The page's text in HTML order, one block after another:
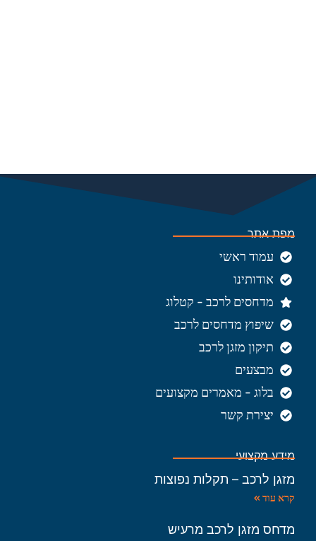
מפת אתר
עמוד ראשי
אודותינו
מדחסים לרכב - קטלוג
שיפוץ מדחסים לרכב
תיקון מזגן לרכב
מבצעים
בלוג - מאמרים מקצועים
יצירת קשר
מידע מקצועי
מזגן לרכב – תקלות נפוצות
קרא עוד »
מדחס מזגן לרכב מרעיש